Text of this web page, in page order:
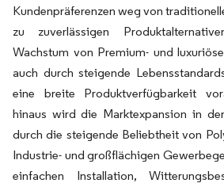
Kundenpräferenzen weg von
zu zuverlässigen
Wachstum von Premium- und
auch durch steigende
eine breite Produktverfügbarkeit
hinaus wird die Marktexpansion in
durch die steigende Beliebtheit von
Industrie- und großflächigen
einfachen Installation,